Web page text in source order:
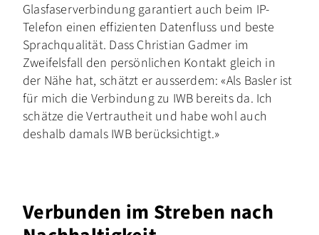
Glasfaserverbindung garantiert auch beim IP-
Telefon einen effizienten Datenfluss und beste
Sprachqualität. Dass Christian Gadmer im
Zweifelsfall den persönlichen Kontakt gleich in
der Nähe hat, schätzt er ausserdem: «Als Basler ist
für mich die Verbindung zu IWB bereits da. Ich
schätze die Vertrautheit und habe wohl auch
deshalb damals IWB berücksichtigt.»
Verbunden im Streben nach